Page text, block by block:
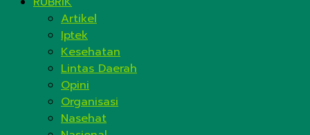
Artikel
Iptek
Kesehatan
Lintas Daerah
Opini
Organisasi
Nasehat